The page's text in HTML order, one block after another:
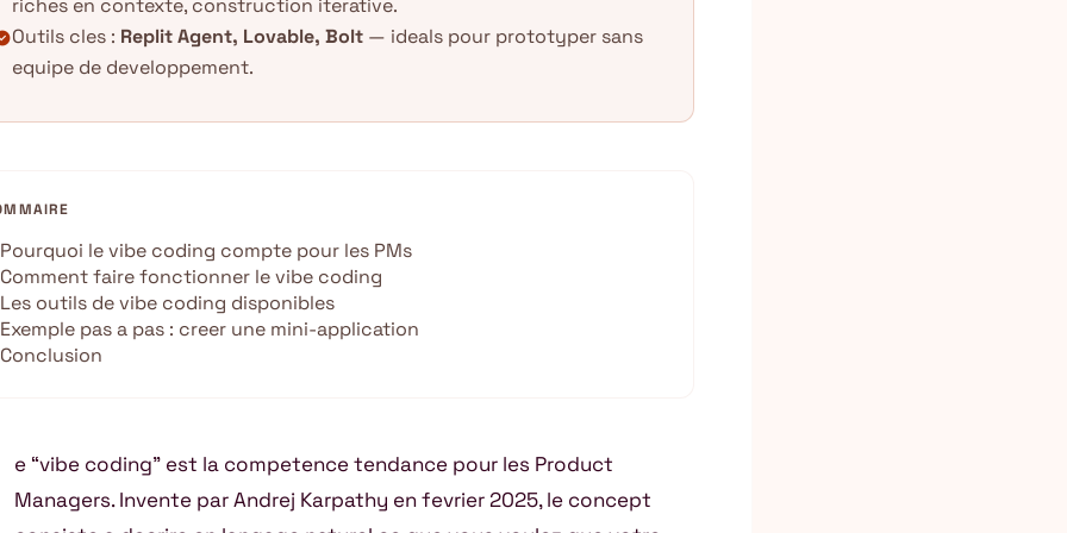
riches en contexte, construction iterative.
Outils cles : Replit Agent, Lovable, Bolt — ideals pour prototyper sans
equipe de developpement.
Pourquoi le vibe coding compte pour les PMs
Comment faire fonctionner le vibe coding
Les outils de vibe coding disponibles
Exemple pas a pas : creer une mini-application
Conclusion
e “vibe coding” est la competence tendance pour les Product
Managers. Invente par Andrej Karpathy en fevrier 2025, le concept